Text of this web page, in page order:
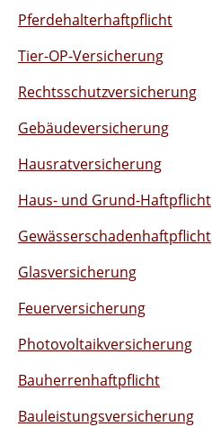
Pferdehalterhaftpflicht
Tier-OP-Versicherung
Rechtsschutzversicherung
Gebäudeversicherung
Hausratversicherung
Haus- und Grund-Haftpflicht
Gewässerschadenhaftpflicht
Glasversicherung
Feuerversicherung
Photovoltaikversicherung
Bauherrenhaftpflicht
Bauleistungsversicherung